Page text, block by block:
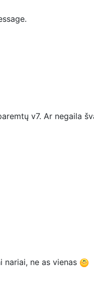
v7. Ar negaila
nariai, ne as vienas